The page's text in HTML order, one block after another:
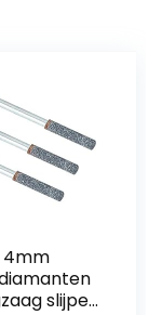
4mm
slijper